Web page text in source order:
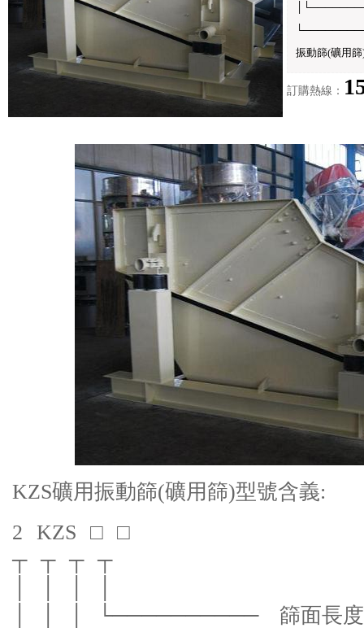
振動篩(礦用
訂購熱線：
KZS礦用振動篩(礦用篩)型號含義:
2 KZS □ □
┬ ┬ ┬ ┬
│ │ │ └────────── 篩面長度